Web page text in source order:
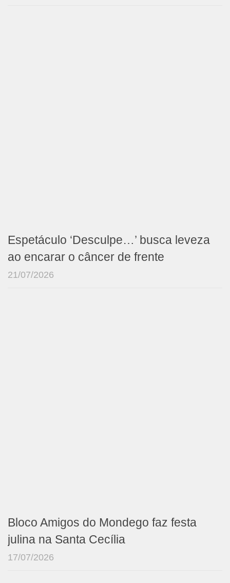
Espetáculo ‘Desculpe…’ busca leveza
ao encarar o câncer de frente
21/07/2026
Bloco Amigos do Mondego faz festa
julina na Santa Cecília
17/07/2026